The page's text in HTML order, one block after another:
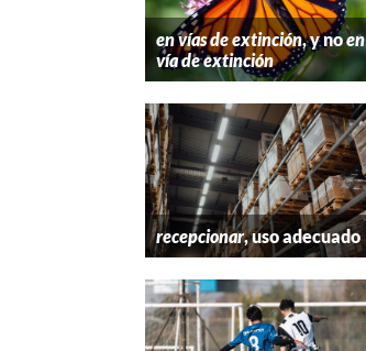
en vías de extinción, y noen
vía de extinción
recepcionar, uso adecuado